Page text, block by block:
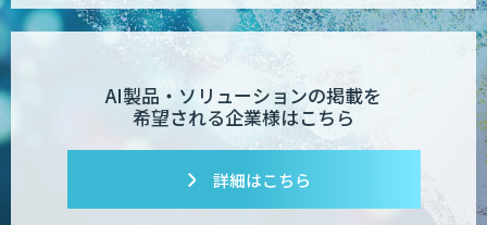
AI製品・ソリューションの掲載を
希望される企業様はこちら
詳細はこちら